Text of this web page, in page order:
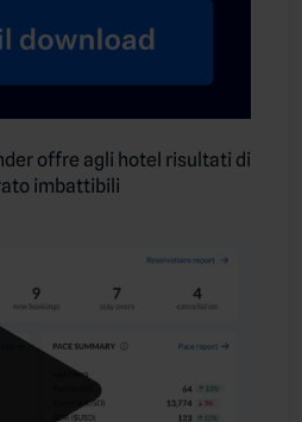
offre agli hotel risultati di
imbattibili